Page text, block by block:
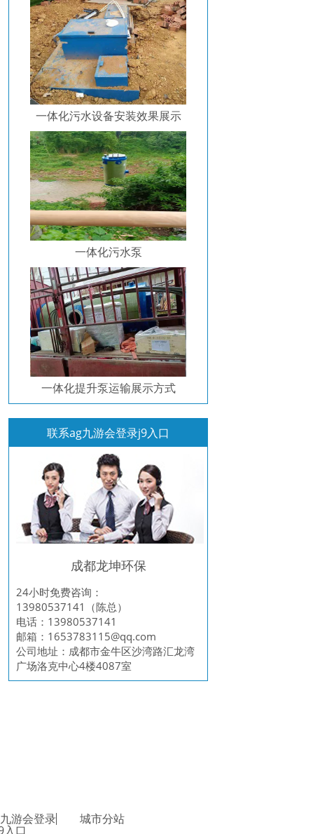
一体化污水设备安装效果展示
一体化污水泵
一体化提升泵运输展示方式
联系ag九游会登录j9入口
成都龙坤环保
24小时免费咨询：
13980537141（陈总）
电话：13980537141
邮箱： 1653783115@qq.com
公司地址：成都市金牛区沙湾路汇龙湾
广场洛克中心4楼4087室
游会登录
入口
城市分站